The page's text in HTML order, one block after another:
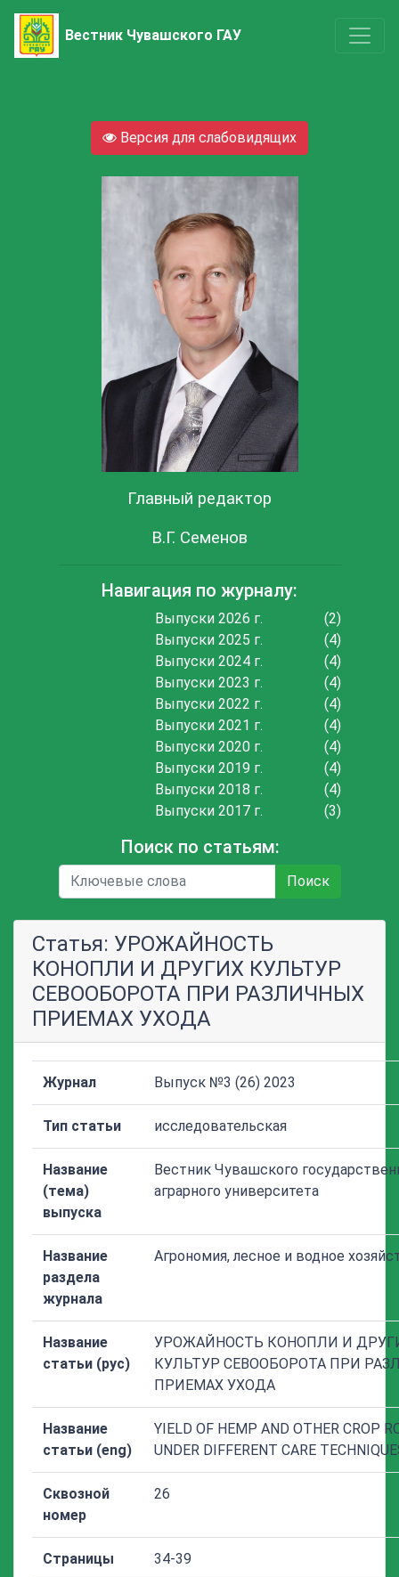
Вестник Чувашского ГАУ
Версия для слабовидящих
Главный редактор
В.Г. Семенов
Навигация по журналу:
Выпуски 2026 г.
(2)
Выпуски 2025 г.
(4)
Выпуски 2024 г.
(4)
Выпуски 2023 г.
(4)
Выпуски 2022 г.
(4)
Выпуски 2021 г.
(4)
Выпуски 2020 г.
(4)
Выпуски 2019 г.
(4)
Выпуски 2018 г.
(4)
Выпуски 2017 г.
(3)
Поиск по статьям:
Поиск
Статья: УРОЖАЙНОСТЬ
КОНОПЛИ И ДРУГИХ КУЛЬТУР
СЕВООБОРОТА ПРИ РАЗЛИЧНЫХ
ПРИЕМАХ УХОДА
Журнал Выпуск №3 (26) 2023
Тип статьи исследовательская
Название
(тема)
выпуска
Вестник Чувашского
аграрного университета
Название
раздела
журнала
Агрономия, лесное и водное
Название
статьи (рус)
УРОЖАЙНОСТЬ КОНОПЛИ И
КУЛЬТУР СЕВООБОРОТА ПРИ
ПРИЕМАХ УХОДА
Название
статьи (eng)
YIELD OF HEMP AND OTHER CROP
UNDER DIFFERENT CARE
Сквозной
номер
26
Страницы 34-39